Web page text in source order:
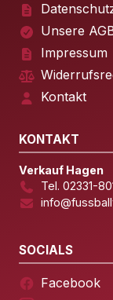
Unsere
Impressum
Kontakt
KONTAKT
Verkauf Hagen
Tel. 02331-
SOCIALS
Facebook